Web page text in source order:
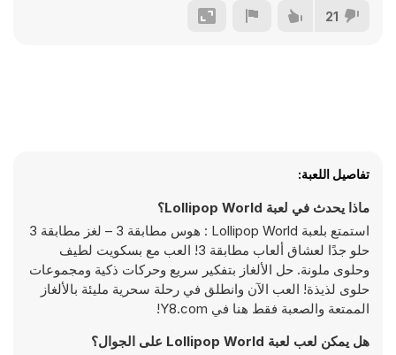
21
تفاصيل اللعبة:
ماذا يحدث في لعبة Lollipop World؟
استمتع بلعبة Lollipop World : هوس مطابقة 3 – لغز مطابقة 3
حلو جدًا لعشاق ألعاب مطابقة 3! العب مع بسكويت لطيف
وحلوى ملونة. حل الألغاز بتفكير سريع وحركات ذكية ومجموعات
حلوى لذيذة! العب الآن وانطلق في رحلة سحرية مليئة بالألغاز
الممتعة والصعبة فقط هنا في Y8.com!
هل يمكن لعب لعبة Lollipop World على الجوال؟